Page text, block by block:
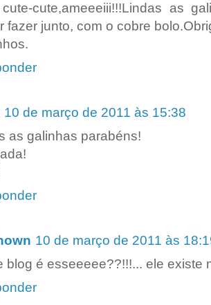
cute,ameeeiii!!!Lindas as
fazer junto, com o cobre
10 de março de 2011 às 15:38
as galinhas parabéns!
10 de março de 2011 às
blog é esseeeee??!!!... ele existe